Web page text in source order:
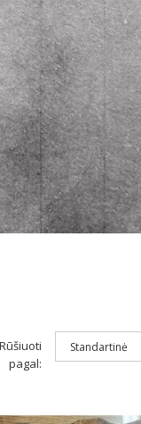
Rūšiuoti
pagal: